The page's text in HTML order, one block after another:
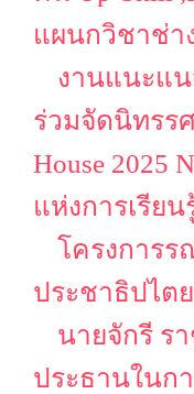
แผนกวิชาช่า
งานแนะแ
ร่วมจัดนิทรร
House 2025
แห่งการเรีย
โครงการร
ประชาธิปไต
นายจักรี ร
ประธานในก